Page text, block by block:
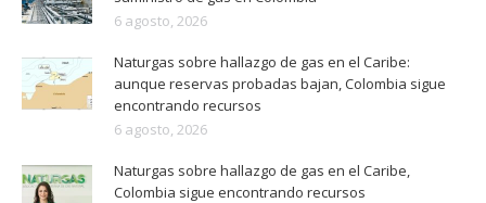
6 agosto, 2026
Naturgas sobre hallazgo de gas en el Caribe:
aunque reservas probadas bajan, Colombia sigue
encontrando recursos
6 agosto, 2026
Naturgas sobre hallazgo de gas en el Caribe,
Colombia sigue encontrando recursos